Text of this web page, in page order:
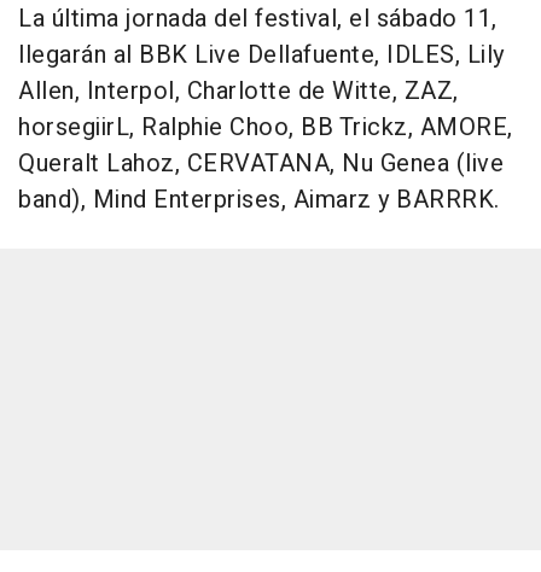
La última jornada del festival, el sábado 11,
llegarán al BBK Live Dellafuente, IDLES, Lily
Allen, Interpol, Charlotte de Witte, ZAZ,
horsegiirL, Ralphie Choo, BB Trickz, AMORE,
Queralt Lahoz, CERVATANA, Nu Genea (live
band), Mind Enterprises, Aimarz y BARRRK.